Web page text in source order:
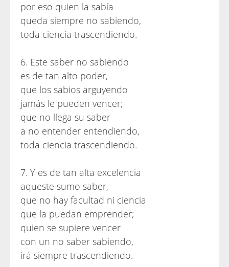
por eso quien la sabía
queda siempre no sabiendo,
toda ciencia trascendiendo.
6. Este saber no sabiendo
es de tan alto poder,
que los sabios arguyendo
jamás le pueden vencer;
que no llega su saber
a no entender entendiendo,
toda ciencia trascendiendo.
7. Y es de tan alta excelencia
aqueste sumo saber,
que no hay facultad ni ciencia
que la puedan emprender;
quien se supiere vencer
con un no saber sabiendo,
irá siempre trascendiendo.